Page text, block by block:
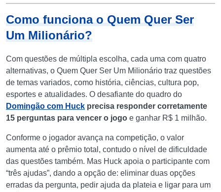
Como funciona o Quem Quer Ser
Um Milionário?
Com questões de múltipla escolha, cada uma com quatro
alternativas, o Quem Quer Ser Um Milionário traz questões
de temas variados, como história, ciências, cultura pop,
esportes e atualidades. O desafiante do quadro do
Domingão com Huck precisa responder corretamente
15 perguntas para vencer o jogo e ganhar R$ 1 milhão.
Conforme o jogador avança na competição, o valor
aumenta até o prêmio total, contudo o nível de dificuldade
das questões também. Mas Huck apoia o participante com
“três ajudas”, dando a opção de: eliminar duas opções
erradas da pergunta, pedir ajuda da plateia e ligar para um